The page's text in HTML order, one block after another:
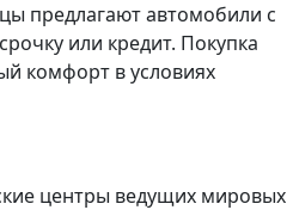
предлагают автомобили с
или кредит. Покупка
комфорт в условиях
центры ведущих мировых